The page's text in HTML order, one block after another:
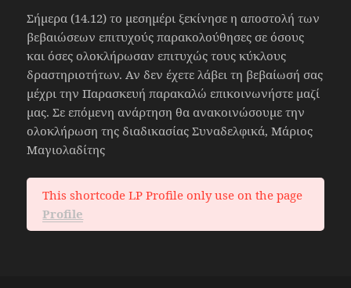
Σήμερα (14.12) το μεσημέρι ξεκίνησε η αποστολή των
βεβαιώσεων επιτυχούς παρακολούθησες σε όσους
και όσες ολοκλήρωσαν επιτυχώς τους κύκλους
δραστηριοτήτων. Αν δεν έχετε λάβει τη βεβαίωσή σας
μέχρι την Παρασκευή παρακαλώ επικοινωνήστε μαζί
μας. Σε επόμενη ανάρτηση θα ανακοινώσουμε την
ολοκλήρωση της διαδικασίας Συναδελφικά, Μάριος
Μαγιολαδίτης
This shortcode LP Profile only use on the page
Profile